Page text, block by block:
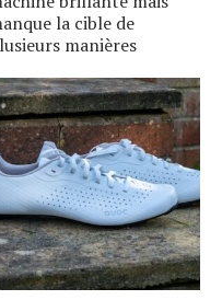
la cible de
manières